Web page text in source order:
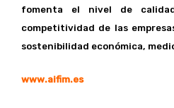
fomenta el nivel de
competitividad de las
sostenibilidad económica,
www.aifim.es